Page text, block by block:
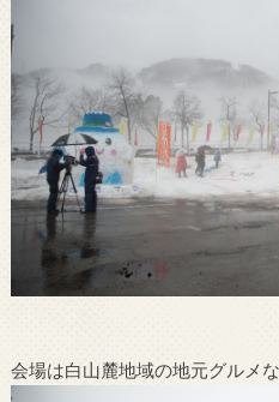
会場は白山麓地域の地元グルメ